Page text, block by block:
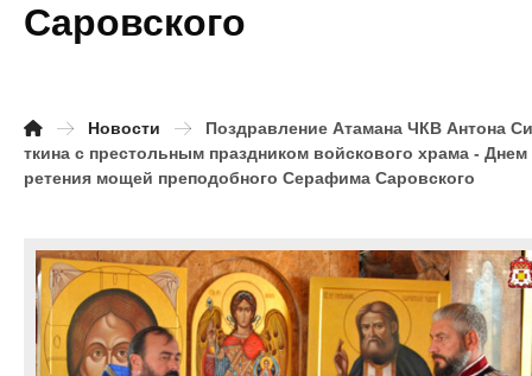
Саровского
Новости
Поздравление Атамана ЧКВ Антона
ткина с престольным праздником войскового храма - Днем
ретения мощей преподобного Серафима Саровского